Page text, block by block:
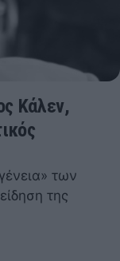
Κάλεν,
των
της